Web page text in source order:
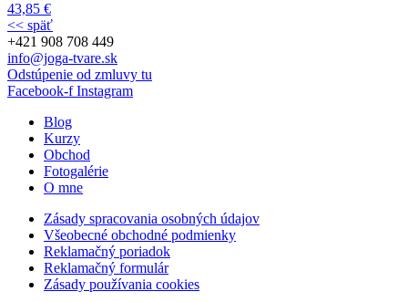
43,85 €
<< späť
+421 908 708 449
info@joga-tvare.sk
Odstúpenie od zmluvy tu
Facebook-f Instagram
Blog
Kurzy
Obchod
Fotogalérie
O mne
Zásady spracovania osobných údajov
Všeobecné obchodné podmienky
Reklamačný poriadok
Reklamačný formulár
Zásady používania cookies